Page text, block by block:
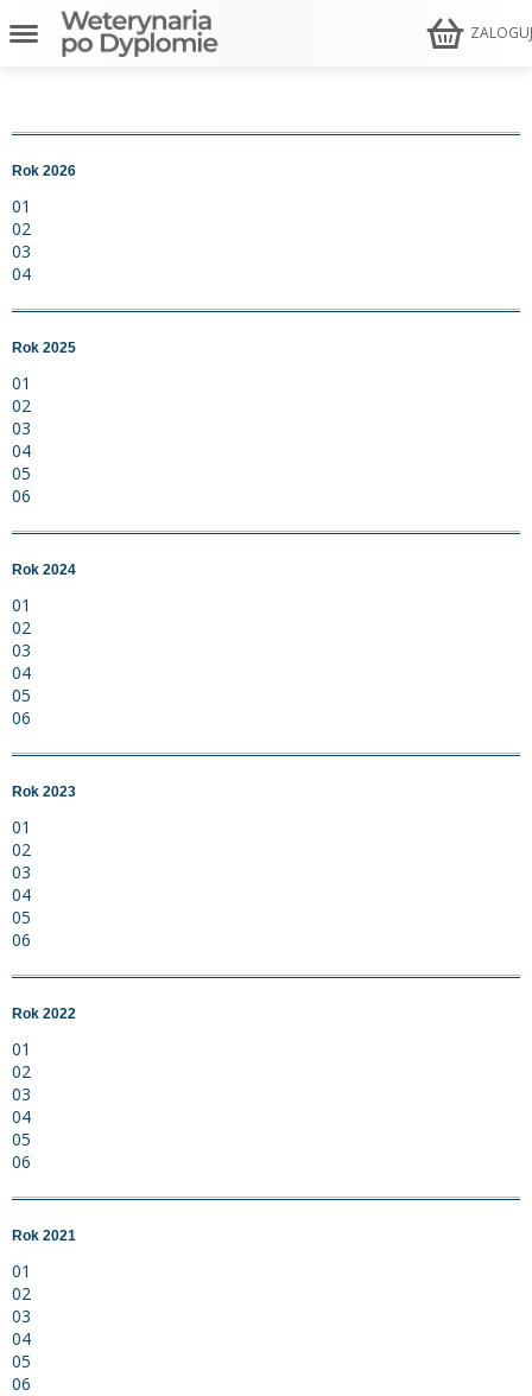
Rok 2026
01
02
03
04
Rok 2025
01
02
03
04
05
06
Rok 2024
01
02
03
04
05
06
Rok 2023
01
02
03
04
05
06
Rok 2022
01
02
03
04
05
06
Rok 2021
01
02
03
04
05
06